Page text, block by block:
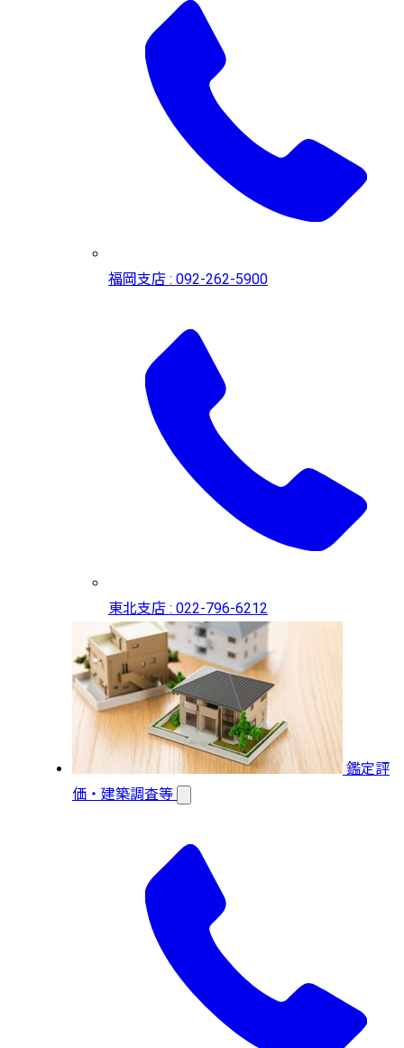
福岡支店 : 092-262-5900
東北支店 : 022-796-6212
鑑定評
価・建築調査等